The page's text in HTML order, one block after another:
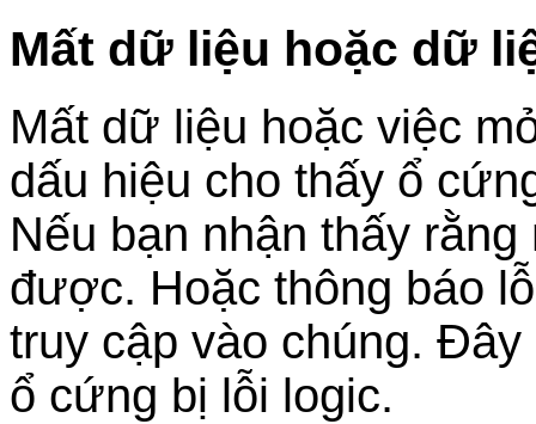
Mất dữ liệu hoặc dữ
Mất dữ liệu hoặc việc
dấu hiệu cho thấy ổ
Nếu bạn nhận thấy
được. Hoặc thông báo
truy cập vào chúng.
ổ cứng bị lỗi logic.